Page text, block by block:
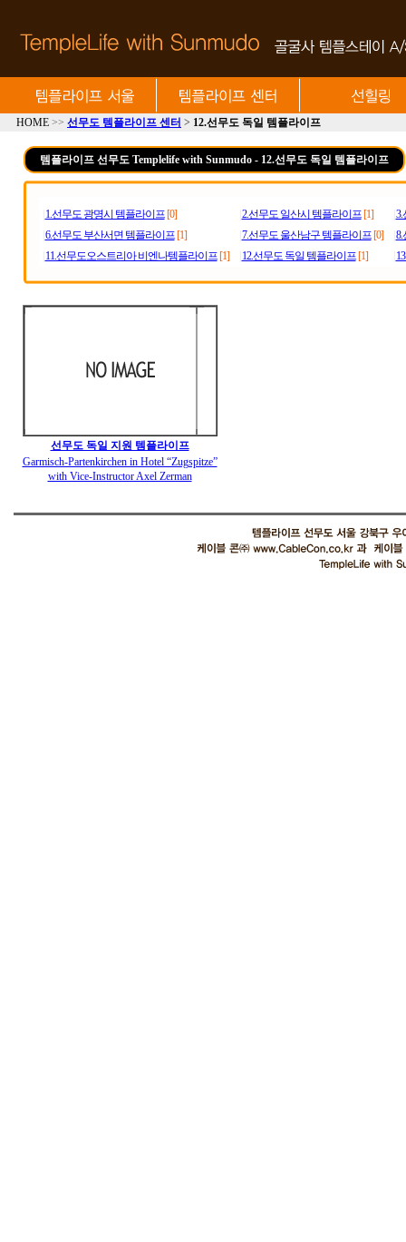
HOME >> 선무도 템플라이프 센터 > 12.선무도 독일 템플라이프
템플라이프 선무도 Templelife with Sunmudo - 12.선무도 독일 템플라이프
1.선무도 광명시 템플라이프 [0] 2.선무도 일산시 템플라이프 [1]
3.
6.선무도 부산서면 템플라이프 [1] 7.선무도 울산남구 템플라이프 [0]
8.
11.선무도오스트리아 비엔나템플라이프 [1] 12.선무도 독일 템플라이프 [1]
선무도 독일 지원 템플라이프
Garmisch-Partenkirchen in Hotel “Zugspitze”
with Vice-Instructor Axel Zerman